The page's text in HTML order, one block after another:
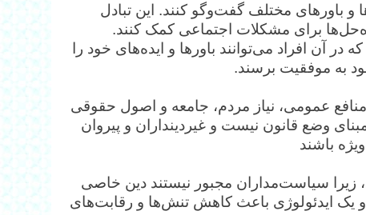
و باورهای مختلف گفت‌وگو کنند. این تبادل
برای مشکلات اجتماعی کمک کنند.
آن افراد می‌توانند باورها و ایده‌های خود را
به موفقیت برسند.
عمومی، نیاز مردم، جامعه و اصول حقوقی
وضع قانون نیست و غیردینداران و پیروان
باشند
زیرا سیاست‌مداران مجبور نیستند دین خاصی
یک ایدئولوژی باعث کاهش تنش‌ها و رقابت‌های